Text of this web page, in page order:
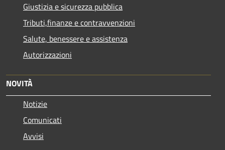
Giustizia e sicurezza pubblica
Tributi,finanze e contravvenzioni
Salute, benessere e assistenza
Autorizzazioni
NOVITÀ
Notizie
Comunicati
Avvisi